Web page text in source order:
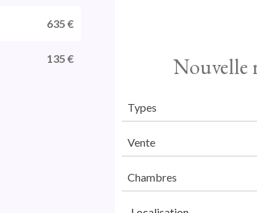
635 €
135 € Nouvelle
Types
Vente
Chambres